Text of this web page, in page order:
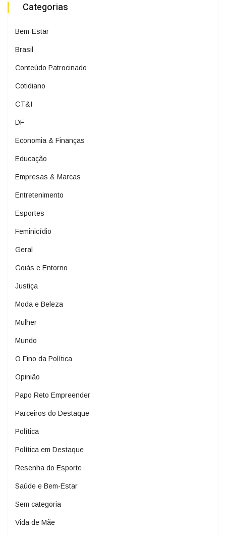
Categorias
Bem-Estar
Brasil
Conteúdo Patrocinado
Cotidiano
CT&I
DF
Economia & Finanças
Educação
Empresas & Marcas
Entretenimento
Esportes
Feminicídio
Geral
Goiás e Entorno
Justiça
Moda e Beleza
Mulher
Mundo
O Fino da Política
Opinião
Papo Reto Empreender
Parceiros do Destaque
Política
Política em Destaque
Resenha do Esporte
Saúde e Bem-Estar
Sem categoria
Vida de Mãe